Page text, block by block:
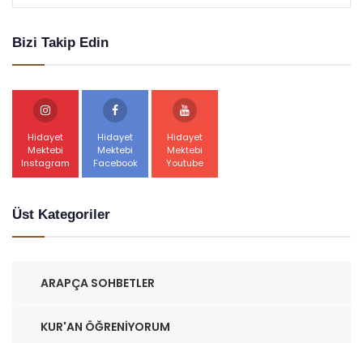
Bizi Takip Edin
Hidayet
Mektebi
Instagram
Hidayet
Mektebi
Facebook
Hidayet
Mektebi
Youtube
Üst Kategoriler
ARAPÇA SOHBETLER
KUR'AN ÖĞRENIYORUM